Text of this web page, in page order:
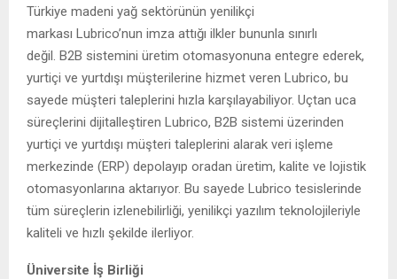
Türkiye madeni yağ sektörünün yenilikçi
markası Lubrico’nun imza attığı ilkler bununla sınırlı
değil. B2B sistemini üretim otomasyonuna entegre ederek,
yurtiçi ve yurtdışı müşterilerine hizmet veren Lubrico, bu
sayede müşteri taleplerini hızla karşılayabiliyor. Uçtan uca
süreçlerini dijitalleştiren Lubrico, B2B sistemi üzerinden
yurtiçi ve yurtdışı müşteri taleplerini alarak veri işleme
merkezinde (ERP) depolayıp oradan üretim, kalite ve lojistik
otomasyonlarına aktarıyor. Bu sayede Lubrico tesislerinde
tüm süreçlerin izlenebilirliği, yenilikçi yazılım teknolojileriyle
kaliteli ve hızlı şekilde ilerliyor.
Üniversite İş Birliği